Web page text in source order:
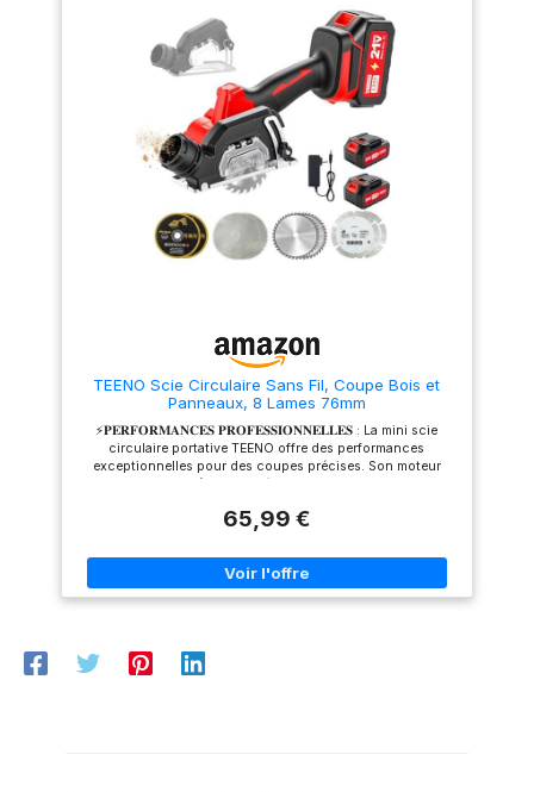
caoutchouc, réduire les
vibrations, augmenter le
confort Réglage de la
profondeur de l'angle de
profondeur et angle de coupe
librement réglable ， La
profondeur de coupe
maximale à 90 degrés est de
62 mm et à 45 degrés, il s'agit
et d'un ajustement rapide qui
se verrouille pour la
tranquillité d'esprit Le système
réduire efficacement la
l'environnement de travail
soigné Ce que vous
Scies circulaires, 1 * 185mm
24-teeth TCT Lame de scie
circulaire (Ne peut être utilisé
coupe CutControl, trois
éléments de rail de guidage
(de 35 cm chacun), lame
Speedline Wood (diamètre 190
mm), butée parallèle, carton
TEENO Scie Circulaire Sans Fil, Coupe Bois et
Panneaux, 8 Lames 76mm
⚡𝐏𝐄𝐑𝐅𝐎𝐑𝐌𝐀𝐍𝐂𝐄𝐒 𝐏𝐑𝐎𝐅𝐄𝐒𝐒𝐈𝐎𝐍𝐍𝐄𝐋𝐋𝐄𝐒 : La mini scie
circulaire portative TEENO offre des performances
exceptionnelles pour des coupes précises. Son moteur
consommation d'énergie et une excellente dissipation de la
ion de 2,0 Ah garantissent un fonctionnement ininterrompu,
offrant plus de 45 minutes d'utilisation continue. Une lampe
LED haute luminosité intégrée à l'avant assure une visée
circulaires électriques est équipée d'une semelle graduée
65,99 €